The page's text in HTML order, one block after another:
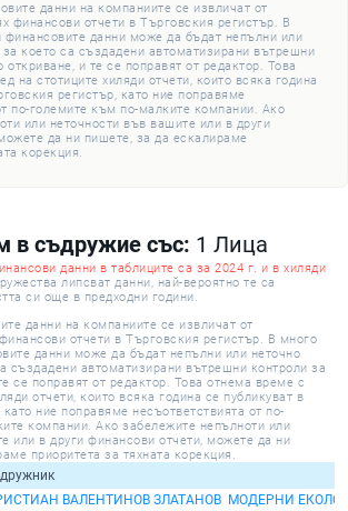
данни на компаниите се извличат от
финансови отчети в Търговския регистър. В
финансовите данни може да бъдат непълни или
за което са създадени автоматизирани вътрешни
откриване, и те се поправят от редактор. Това
на стотиците хиляди отчети, които всяка година
регистър, като ние поправяме
по-големите към по-малките компании. Ако
или неточности във вашите или в други
да ни пишете, за да ескалираме
корекция.
в съдружие със: 1 Лица
данни в таблиците са за 2024 г. и в хиляди
липсват данни, най-вероятно те са
си още в предходни години.
данни на компаниите се извличат от
отчети в Търговския регистър. В много
данни може да бъдат непълни или неточно
създадени автоматизирани вътрешни контроли за
се поправят от редактор. Това отнема време с
отчети, които всяка година се публикуват в
ние поправяме несъответствията от по-
компании. Ако забележите непълноти или
или в други финансови отчети, можете да ни
приоритета за тяхната корекция.
ВАЛЕНТИНОВ ЗЛАТАНОВ МОДЕРНИ